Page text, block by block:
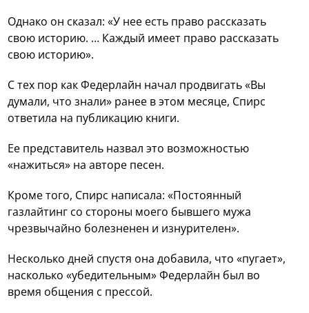
Однако он сказал: «У нее есть право рассказать
свою историю. … Каждый имеет право рассказать
свою историю».
С тех пор как Федерлайн начал продвигать «Вы
думали, что знали» ранее в этом месяце, Спирс
ответила на публикацию книги.
Ее представитель назвал это возможностью
«нажиться» на авторе песен.
Кроме того, Спирс написала: «Постоянный
газлайтинг со стороны моего бывшего мужа
чрезвычайно болезненен и изнурителен».
Несколько дней спустя она добавила, что «пугает»,
насколько «убедительным» Федерлайн был во
время общения с прессой.